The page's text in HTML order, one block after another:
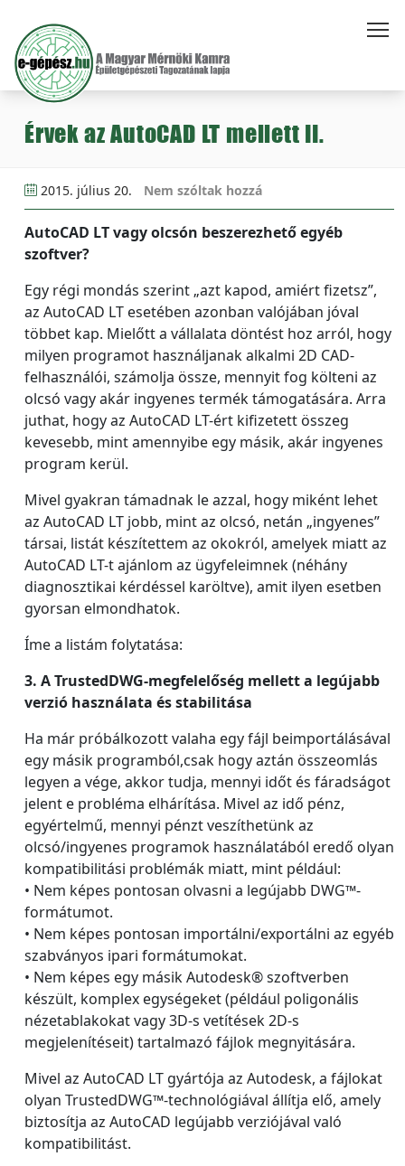
Érvek az AutoCAD LT mellett II.
2015. július 20. Nem szóltak hozzá
AutoCAD LT vagy olcsón beszerezhető egyéb
szoftver?
Egy régi mondás szerint „azt kapod, amiért fizetsz”,
az AutoCAD LT esetében azonban valójában jóval
többet kap. Mielőtt a vállalata döntést hoz arról, hogy
milyen programot használjanak alkalmi 2D CAD-
felhasználói, számolja össze, mennyit fog költeni az
olcsó vagy akár ingyenes termék támogatására. Arra
juthat, hogy az AutoCAD LT-ért kifizetett összeg
kevesebb, mint amennyibe egy másik, akár ingyenes
program kerül.
Mivel gyakran támadnak le azzal, hogy miként lehet
az AutoCAD LT jobb, mint az olcsó, netán „ingyenes”
társai, listát készítettem az okokról, amelyek miatt az
AutoCAD LT-t ajánlom az ügyfeleimnek (néhány
diagnosztikai kérdéssel karöltve), amit ilyen esetben
gyorsan elmondhatok.
Íme a listám folytatása:
3. A TrustedDWG-megfelelőség mellett a legújabb
verzió használata és stabilitása
Ha már próbálkozott valaha egy fájl beimportálásával
egy másik programból,csak hogy aztán összeomlás
legyen a vége, akkor tudja, mennyi időt és fáradságot
jelent e probléma elhárítása. Mivel az idő pénz,
egyértelmű, mennyi pénzt veszíthetünk az
olcsó/ingyenes programok használatából eredő olyan
kompatibilitási problémák miatt, mint például:
• Nem képes pontosan olvasni a legújabb DWG™-
formátumot.
• Nem képes pontosan importálni/exportálni az egyéb
szabványos ipari formátumokat.
• Nem képes egy másik Autodesk® szoftverben
készült, komplex egységeket (például poligonális
nézetablakokat vagy 3D-s vetítések 2D-s
megjelenítéseit) tartalmazó fájlok megnyitására.
Mivel az AutoCAD LT gyártója az Autodesk, a fájlokat
olyan TrustedDWG™-technológiával állítja elő, amely
biztosítja az AutoCAD legújabb verziójával való
kompatibilitást.